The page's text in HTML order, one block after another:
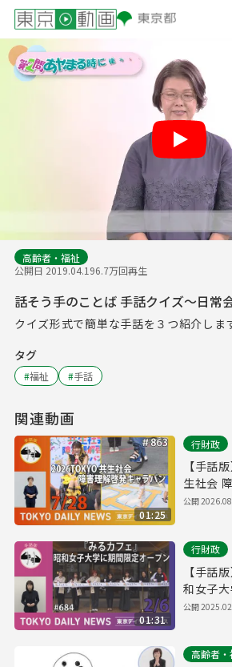
高齢者・福祉
公開日 2019.04.196.7万回再生
話そう手のことば 手話クイズ～日常
クイズ形式で簡単な手話を３つ紹介しま
タグ
#福祉 #手話
関連動画
01:25
行財政
【手話
生社会
ン」スタ
公開
01:31
行財政
【手話
和女子
ン（令和
公開
高齢者・